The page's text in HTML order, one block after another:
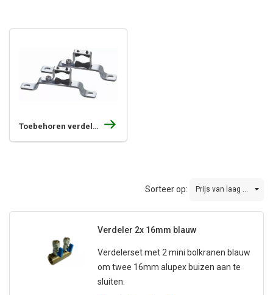
Toebehoren verdelers 16mm
Sorteer op: Prijs van laag ...
Verdeler 2x 16mm blauw
Verdelerset met 2 mini bolkranen blauw
om twee 16mm alupex buizen aan te
sluiten.